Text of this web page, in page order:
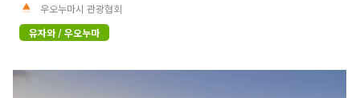
우오누마시 관광협회
유자와 / 우오누마